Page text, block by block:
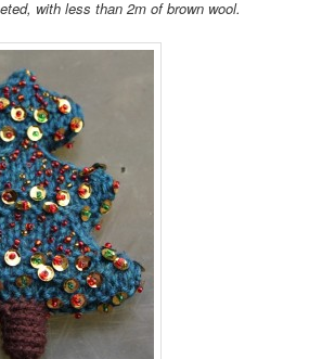
with less than 2m of brown wool.